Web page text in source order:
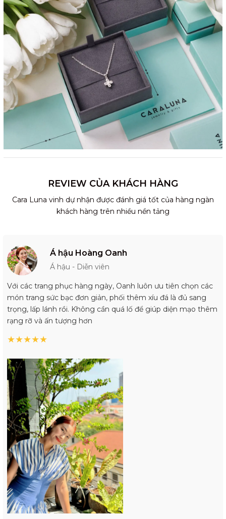
REVIEW CỦA KHÁCH HÀNG
Cara Luna vinh dự nhận được đánh giá tốt của hàng ngàn
khách hàng trên nhiều nền tảng
Á hậu Hoàng Oanh
Á hậu - Diễn viên
Với các trang phục hàng ngày, Oanh luôn ưu tiên chọn các
món trang sức bạc đơn giản, phối thêm xíu đá là đủ sang
trọng, lấp lánh rồi. Không cần quá lố để giúp diện mạo thêm
rạng rỡ và ấn tượng hơn
★★★★★